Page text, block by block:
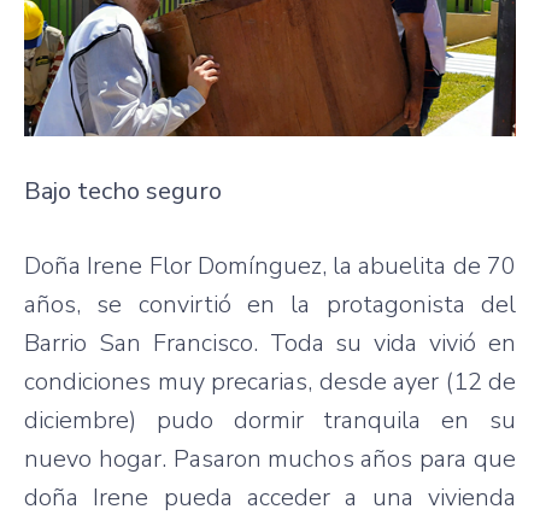
Bajo techo seguro
Doña Irene Flor Domínguez, la abuelita de 70
años, se convirtió en la protagonista del
Barrio San Francisco. Toda su vida vivió en
condiciones muy precarias, desde ayer (12 de
diciembre) pudo dormir tranquila en su
nuevo hogar. Pasaron muchos años para que
doña Irene pueda acceder a una vivienda